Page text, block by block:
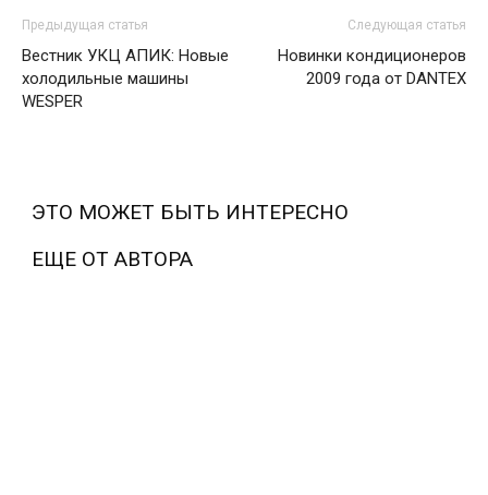
Предыдущая статья
Вестник УКЦ АПИК: Новые
холодильные машины
WESPER
Следующая статья
Новинки кондиционеров
2009 года от DANTEX
ЭТО МОЖЕТ БЫТЬ ИНТЕРЕСНО
ЕЩЕ ОТ АВТОРА